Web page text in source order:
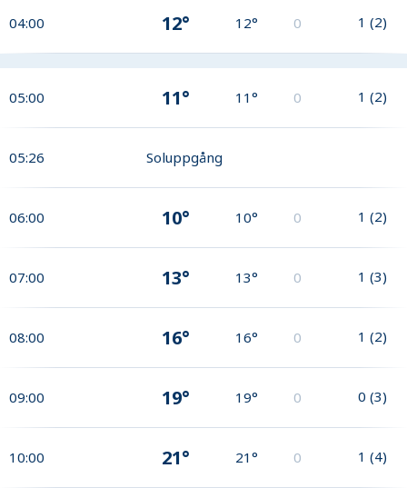
04:00 12° 12° 0 1 (2)
05:00 11° 11° 0 1 (2)
05:26 Soluppgång
06:00 10° 10° 0 1 (2)
07:00 13° 13° 0 1 (3)
08:00 16° 16° 0 1 (2)
09:00 19° 19° 0 0 (3)
10:00 21° 21° 0 1 (4)